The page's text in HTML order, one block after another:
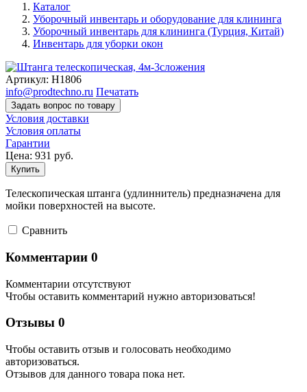
Каталог
Уборочный инвентарь и оборудование для клининга
Уборочный инвентарь для клининга (Турция, Китай)
Инвентарь для уборки окон
Артикул: Н1806
info@prodtechno.ru Печатать
Задать вопрос по товару
Условия доставки
Условия оплаты
Гарантии
Цена: 931 руб.
Купить
Телескопическая штанга (удлиннитель) предназначена для
мойки поверхностей на высоте.
Cравнить
Комментарии 0
Комментарии отсутствуют
Чтобы оставить комментарий нужно авторизоваться!
Отзывы 0
Чтобы оcтавить отзыв и голосовать необходимо
авторизоваться.
Отзывов для данного товара пока нет.